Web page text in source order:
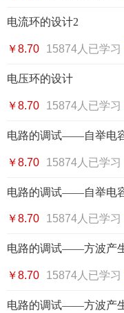
电流环的设计2
￥8.70 15874人已学习
电压环的设计
￥8.70 15874人已学习
电路的调试——自举电
￥8.70 15874人已学习
电路的调试——自举电
￥8.70 15874人已学习
电路的调试——方波产
￥8.70 15874人已学习
电路的调试——方波产